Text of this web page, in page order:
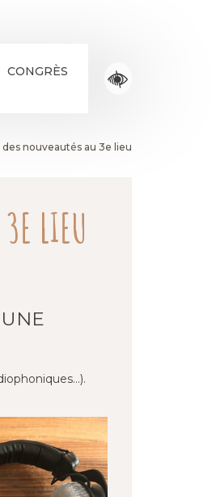
CONGRÈS
nouveautés au 3e lieu
LIEU